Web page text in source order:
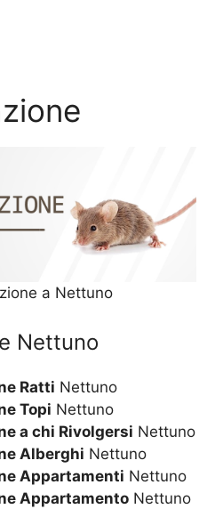
a Nettuno
Nettuno
Ratti Nettuno
Topi Nettuno
a chi Rivolgersi Nettuno
Alberghi Nettuno
Appartamenti Nettuno
Appartamento Nettuno